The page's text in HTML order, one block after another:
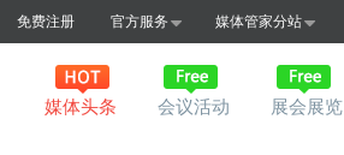
免费注册 官方服务 媒体管家分站
媒体头条 会议活动 展会展览